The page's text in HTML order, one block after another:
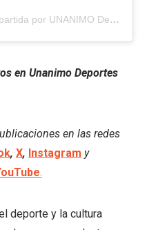
Una publicación compartida por UNANIMO Deportes (@unanimodeportes)
en Unanimo Deportes
en las redes
, X, Instagram y
.
deporte y la cultura